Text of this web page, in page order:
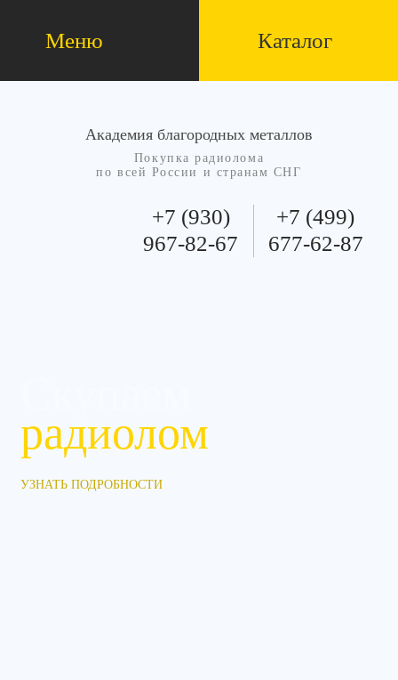
Меню Каталог
Академия благородных металлов
Покупка радиолома
по всей России и странам СНГ
+7 (930)
967-82-67
+7 (499)
677-62-87
радиолом
УЗНАТЬ ПОДРОБНОСТИ